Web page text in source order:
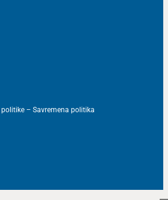
– Savremena politika